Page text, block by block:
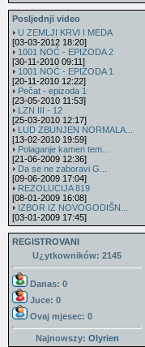
Posljednji video
U ZEMLJI KRVI I MEDA
[03-03-2012 18:20]
1001 NOĆ - EPIZODA 2
[30-11-2010 09:11]
1001 NOĆ - EPIZODA 1
[20-11-2010 12:22]
Pečat - epizoda 1
[23-05-2010 11:53]
LZN III - 12
[25-03-2010 12:17]
LUD ZBUNJEN NORMALA...
[13-02-2010 19:59]
Polaganje kamen tem...
[21-06-2009 12:36]
Da se ne zaboravi G...
[09-06-2009 17:04]
REZOLUCIJA 819
[08-01-2009 16:08]
IZBOR IZ NOVOGODIŠN...
[03-01-2009 17:45]
REGISTROVANI
U¿ytkowników: 2145
Danas: 0
Juce: 0
Ovaj mjesec: 0
Najnowszy: Olyrien